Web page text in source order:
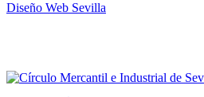
Diseño Web Sevilla